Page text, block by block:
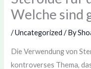
Welche sind
/Uncategorized / By
Die Verwendung von
kontroverses Thema,